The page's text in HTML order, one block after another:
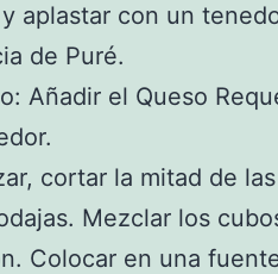
aplastar con un
de Puré.
Añadir el Queso
cortar la mitad de
Mezclar los
Colocar en una